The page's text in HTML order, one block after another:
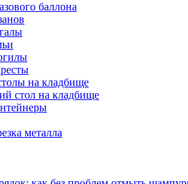
баллона
на кладбище
стол на кладбище
металла